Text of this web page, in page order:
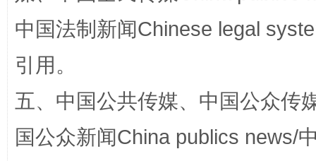
“蜀中异人”王建安的艺术幻境
中国法制新闻Chinese legal
引用。
五、中国公共传媒、中国公众传
国公众新闻China publics news/